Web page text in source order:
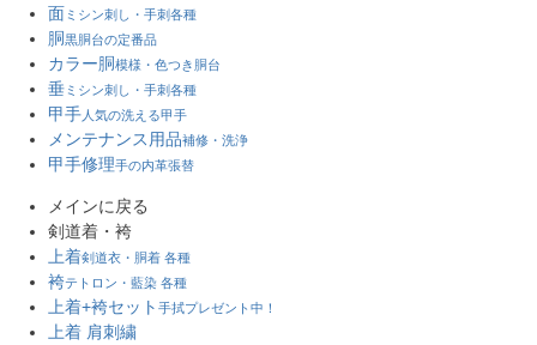
面 ミシン刺し・手刺各種
胴黒胴台の定番品
カラー胴模様・色つき胴台
垂 ミシン刺し・手刺各種
甲手 人気の洗える甲手
メンテナンス用品補修・洗浄
甲手修理手の内革張替
メインに戻る
剣道着・袴
上着剣道衣・胴着 各種
袴テトロン・藍染 各種
上着+袴セット 手拭プレゼント中！
上着 肩刺繍